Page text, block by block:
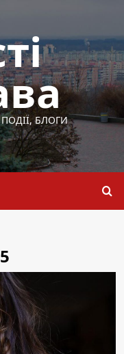
БЛОГИ